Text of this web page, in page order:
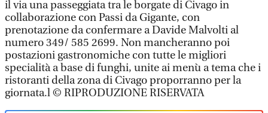
il via una passeggiata tra le borgate di Civago in
collaborazione con Passi da Gigante, con
prenotazione da confermare a Davide Malvolti al
numero 349/ 585 2699. Non mancheranno poi
postazioni gastronomiche con tutte le migliori
specialità a base di funghi, unite ai menù a tema che i
ristoranti della zona di Civago proporranno per la
giornata.l © RIPRODUZIONE RISERVATA